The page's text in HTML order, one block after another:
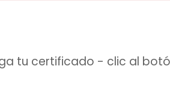
tu certificado - clic al